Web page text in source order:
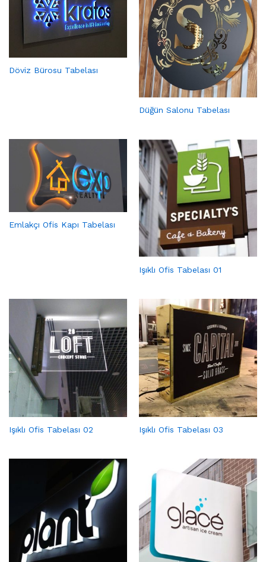
Döviz Bürosu Tabelası
Düğün Salonu Tabelası
Emlakçı Ofis Kapı Tabelası
Işıklı Ofis Tabelası 01
Işıklı Ofis Tabelası 02 Işıklı Ofis Tabelası 03